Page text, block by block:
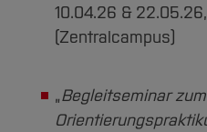
10.04.26 &
(Zentralcampus)
„Begleitseminar